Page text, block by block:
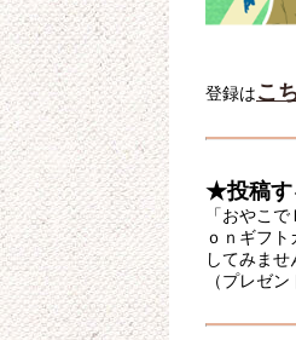
登録はこ
★投稿す
「おやこ
ｏｎギフ
してみませ
（プレゼ